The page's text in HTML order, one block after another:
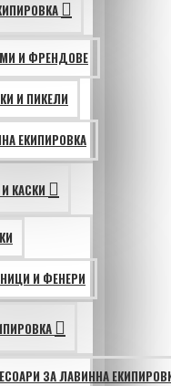
И ФРЕНДОВЕ
И ПИКЕЛИ
ЕКИПИРОВКА
КАСКИ
И ФЕНЕРИ
ЗА ЛАВИННА